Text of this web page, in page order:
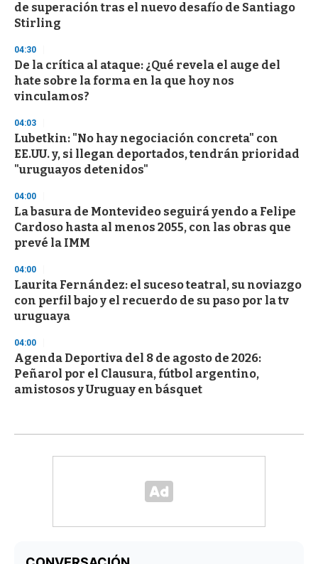
de superación tras el nuevo desafío de Santiago
Stirling
04:30
De la crítica al ataque: ¿Qué revela el auge del
hate sobre la forma en la que hoy nos
vinculamos?
04:03
Lubetkin: "No hay negociación concreta" con
EE.UU. y, si llegan deportados, tendrán prioridad
"uruguayos detenidos"
04:00
La basura de Montevideo seguirá yendo a Felipe
Cardoso hasta al menos 2055, con las obras que
prevé la IMM
04:00
Laurita Fernández: el suceso teatral, su noviazgo
con perfil bajo y el recuerdo de su paso por la tv
uruguaya
04:00
Agenda Deportiva del 8 de agosto de 2026:
Peñarol por el Clausura, fútbol argentino,
amistosos y Uruguay en básquet